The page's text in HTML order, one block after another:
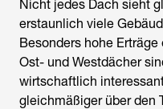
Nicht jedes Dach sieht
erstaunlich viele
Besonders hohe
Ost- und Westdächer
wirtschaftlich
gleichmäßiger über den